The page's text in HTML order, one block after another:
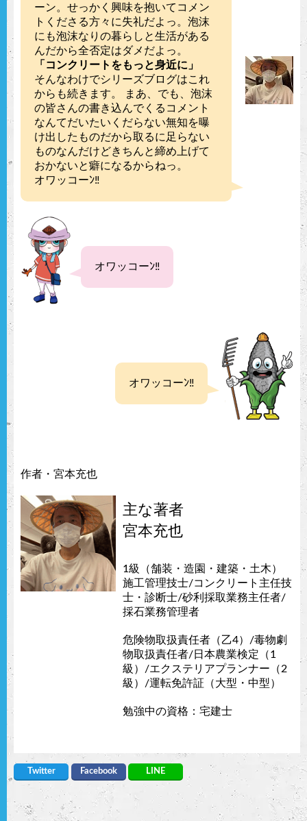
ーン。せっかく興味を抱いてコメン
トくださる方々に失礼だよっ。泡沫
にも泡沫なりの暮らしと生活がある
んだから全否定はダメだよっ。
「コンクリートをもっと身近に」
そんなわけでシリーズブログはこれ
からも続きます。 まあ、でも、泡沫
の皆さんの書き込んでくるコメント
なんてだいたいくだらない無知を曝
け出したものだから取るに足らない
ものなんだけどきちんと締め上げて
おかないと癖になるからねっ。
オワッコーﾝ‼︎
オワッコーﾝ‼
オワッコーﾝ‼
作者・宮本充也
主な著者
宮本充也
1級（舗装・造園・建築・土木）
施工管理技士/コンクリート主任技
士・診断士/砂利採取業務主任者/
採石業務管理者
危険物取扱責任者（乙4）/毒物劇
物取扱責任者/日本農業検定（1
級）/エクステリアプランナー（2
級）/運転免許証（大型・中型）
勉強中の資格：宅建士
Twitter Facebook LINE